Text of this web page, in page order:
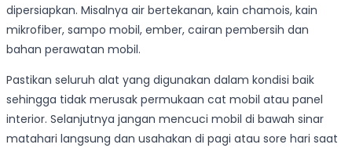
dipersiapkan. Misalnya air bertekanan, kain chamois, kain
mikrofiber, sampo mobil, ember, cairan pembersih dan
bahan perawatan mobil.
Pastikan seluruh alat yang digunakan dalam kondisi baik
sehingga tidak merusak permukaan cat mobil atau panel
interior. Selanjutnya jangan mencuci mobil di bawah sinar
matahari langsung dan usahakan di pagi atau sore hari saat